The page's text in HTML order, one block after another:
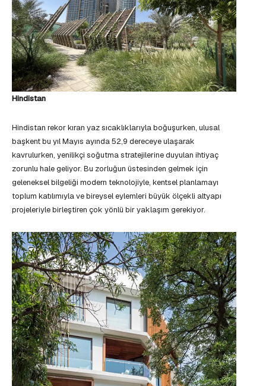
Hindistan
Hindistan rekor kıran yaz sıcaklıklarıyla boğuşurken, ulusal
başkent bu yıl Mayıs ayında 52,9 dereceye ulaşarak
kavrulurken, yenilikçi soğutma stratejilerine duyulan ihtiyaç
zorunlu hale geliyor. Bu zorluğun üstesinden gelmek için
geleneksel bilgeliği modern teknolojiyle, kentsel planlamayı
toplum katılımıyla ve bireysel eylemleri büyük ölçekli altyapı
projeleriyle birleştiren çok yönlü bir yaklaşım gerekiyor.